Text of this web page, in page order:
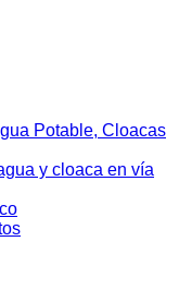
Potable, Cloacas
y cloaca en vía